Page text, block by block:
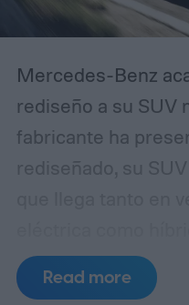
Mercedes-Benz
rediseño a su SUV
fabricante ha
rediseñado, su
sedán
CLA, el GLA ahora
Read more